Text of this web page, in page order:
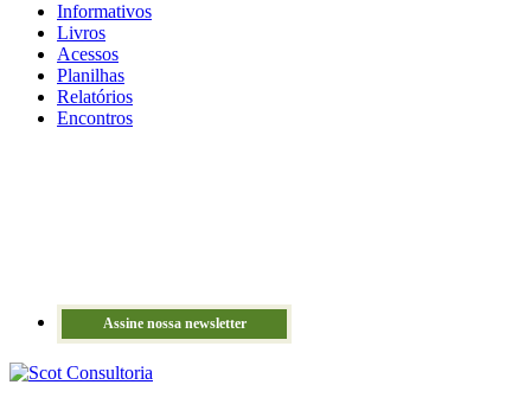
Informativos
Livros
Acessos
Planilhas
Relatórios
Encontros
Assine nossa newsletter